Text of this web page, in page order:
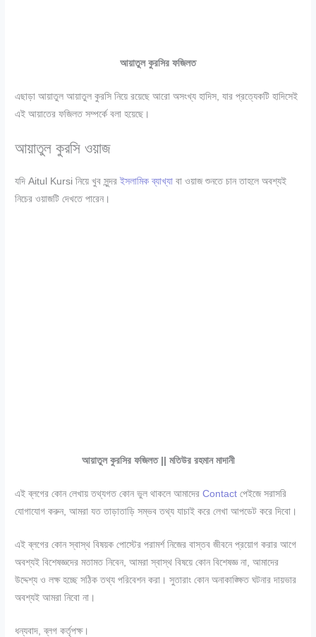
আয়াতুল কুরসির ফজিলত
এছাড়া আয়াতুল আয়াতুল কুরসি নিয়ে রয়েছে আরো অসংখ্য হাদিস, যার প্রত্যেকটি হাদিসেই
এই আয়াতের ফজিলত সম্পর্কে বলা হয়েছে।
আয়াতুল কুরসি ওয়াজ
যদি Aitul Kursi নিয়ে খুব সুন্দরইসলামিক ব্যাখ্যা বা ওয়াজ শুনতে চান তাহলে অবশ্যই
নিচের ওয়াজটি দেখতে পারেন।
আয়াতুল কুরসির ফজিলত || মতিউর রহমান মাদানী
এই ব্লগের কোন লেখায় তথ্যগত কোন ভুল থাকলে আমাদেরContact পেইজে সরাসরি
যোগাযোগ করুন, আমরা যত তাড়াতাড়ি সম্ভব তথ্য যাচাই করে লেখা আপডেট করে দিবো।
এই ব্লগের কোন স্বাস্থ বিষয়ক পোস্টের পরামর্শ নিজের বাস্তব জীবনে প্রয়োগ করার আগে
অবশ্যই বিশেষজ্ঞদের মতামত নিবেন, আমরা স্বাস্থ বিষয়ে কোন বিশেষজ্ঞ না, আমাদের
উদ্দেশ্য ও লক্ষ হচ্ছে সঠিক তথ্য পরিবেশন করা। সুতারাং কোন অনাকাঙ্ক্ষিত ঘটনার দায়ভার
অবশ্যই আমরা নিবো না।
ধন্যবাদ, ব্লগ কর্তৃপক্ষ।